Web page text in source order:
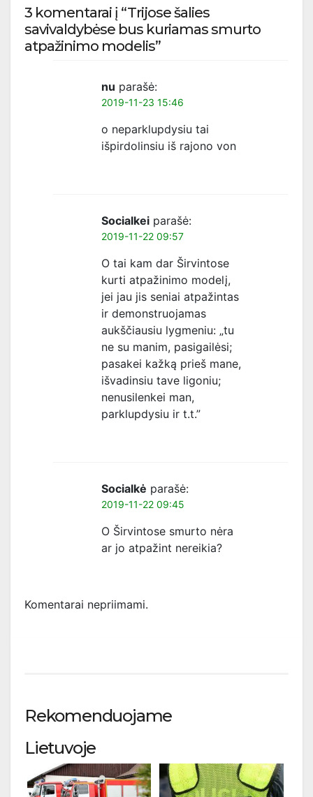
3 komentarai į “Trijose šalies
savivaldybėse bus kuriamas smurto
atpažinimo modelis”
nu parašė:
2019-11-23 15:46
o neparklupdysiu tai
išpirdolinsiu iš rajono von
Socialkei parašė:
2019-11-22 09:57
O tai kam dar Širvintose
kurti atpažinimo modelį,
jei jau jis seniai atpažintas
ir demonstruojamas
aukščiausiu lygmeniu: „tu
ne su manim, pasigailėsi;
pasakei kažką prieš mane,
išvadinsiu tave ligoniu;
nenusilenkei man,
parklupdysiu ir t.t.”
Socialkė parašė:
2019-11-22 09:45
O Širvintose smurto nėra
ar jo atpažint nereikia?
Komentarai nepriimami.
Rekomenduojame
Lietuvoje